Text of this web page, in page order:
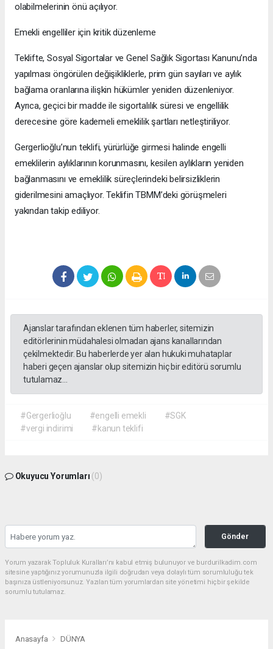
olabilmelerinin önü açılıyor.
Emekli engelliler için kritik düzenleme
Teklifte, Sosyal Sigortalar ve Genel Sağlık Sigortası Kanunu’nda
yapılması öngörülen değişikliklerle, prim gün sayıları ve aylık
bağlama oranlarına ilişkin hükümler yeniden düzenleniyor.
Ayrıca, geçici bir madde ile sigortalılık süresi ve engellilik
derecesine göre kademeli emeklilik şartları netleştiriliyor.
Gergerlioğlu’nun teklifi, yürürlüğe girmesi halinde engelli
emeklilerin aylıklarının korunmasını, kesilen aylıkların yeniden
bağlanmasını ve emeklilik süreçlerindeki belirsizliklerin
giderilmesini amaçlıyor. Teklifin TBMM’deki görüşmeleri
yakından takip ediliyor.
Ajanslar tarafından eklenen tüm haberler, sitemizin
editörlerinin müdahalesi olmadan ajans kanallarından
çekilmektedir. Bu haberlerde yer alan hukuki muhataplar
haberi geçen ajanslar olup sitemizin hiç bir editörü sorumlu
tutulamaz...
#Gergerlioğlu #engelli emekli
#SGK
#vergi indirimi
#kanun teklifi
Okuyucu Yorumları (0)
Gönder
Yorum yazarak Topluluk Kuralları’nı kabul etmiş bulunuyor ve burdurilkadim.com
sitesine yaptığınız yorumunuzla ilgili doğrudan veya dolaylı tüm sorumluluğu tek
başınıza üstleniyorsunuz. Yazılan tüm yorumlardan site yönetimi hiçbir şekilde
sorumlu tutulamaz.
Anasayfa DÜNYA